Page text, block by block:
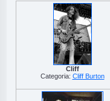
Cliff
Categoria: Cliff Burton